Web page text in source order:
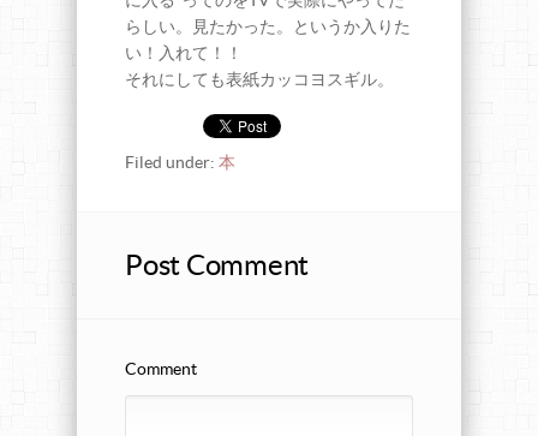
らしい。見たかった。というか入りた
い！入れて！！
それにしても表紙カッコヨスギル。
Filed under: 本
Post Comment
Comment